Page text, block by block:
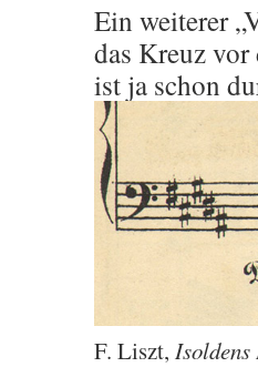
Ein wei­te­rer
das Kreuz
ist ja schon
F. Liszt, Isol­dens